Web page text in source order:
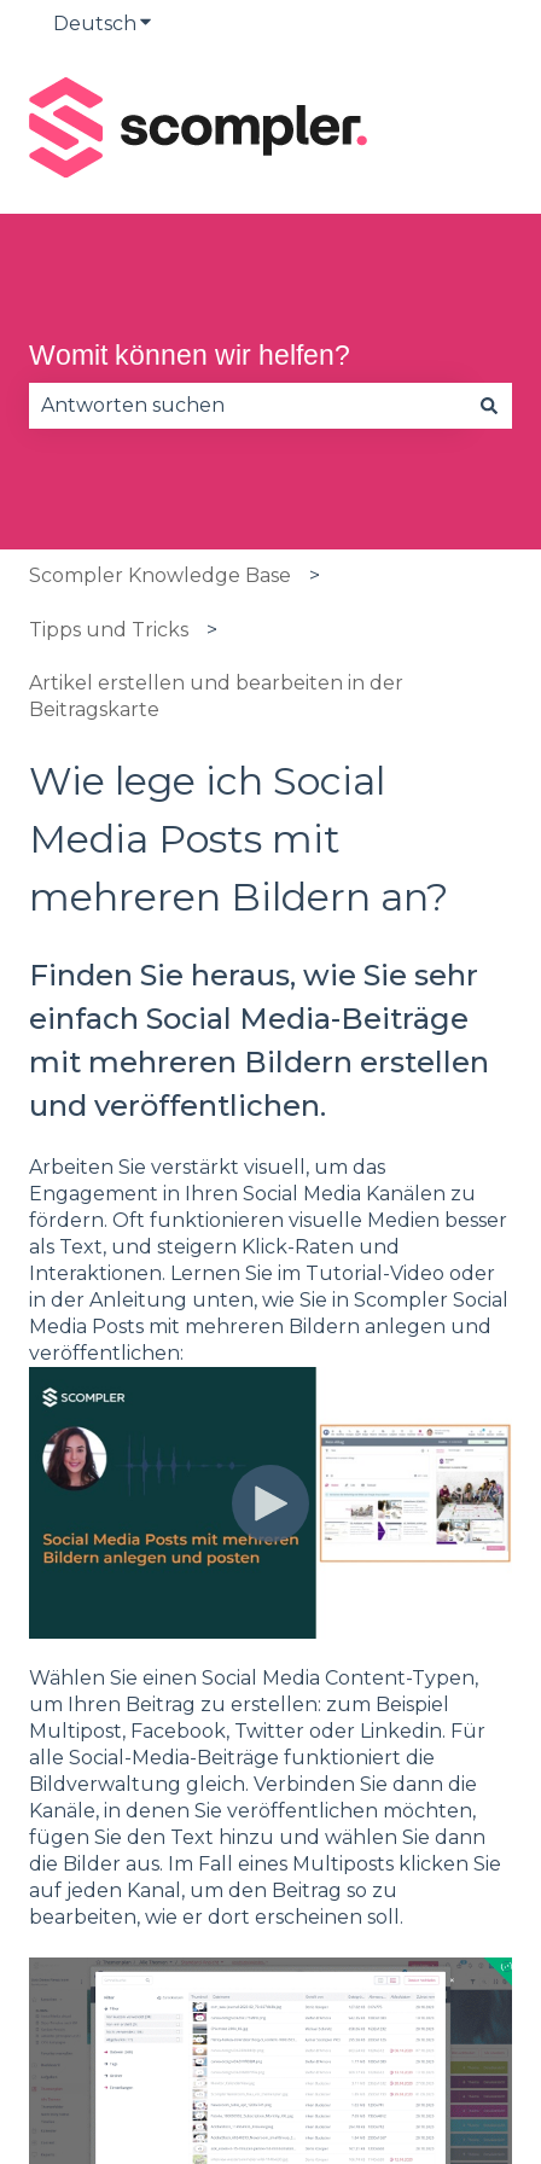
Deutsch Untermenü für Übersetzungen
Womit können wir helfen?
Scompler Knowledge Base
Tipps und Tricks
Artikel erstellen und bearbeiten in der
Beitragskarte
Wie lege ich Social
Media Posts mit
mehreren Bildern an?
Finden Sie heraus, wie Sie sehr
einfach Social Media-Beiträge
mit mehreren Bildern erstellen
und veröffentlichen.
Arbeiten Sie verstärkt visuell, um das
Engagement in Ihren Social Media Kanälen zu
fördern. Oft funktionieren visuelle Medien besser
als Text, und steigern Klick-Raten und
Interaktionen. Lernen Sie im Tutorial-Video oder
in der Anleitung unten, wie Sie in Scompler Social
Media Posts mit mehreren Bildern anlegen und
veröffentlichen:
Wählen Sie einen Social Media Content-Typen,
um Ihren Beitrag zu erstellen: zum Beispiel
Multipost, Facebook, Twitter oder Linkedin. Für
alle Social-Media-Beiträge funktioniert die
Bildverwaltung gleich. Verbinden Sie dann die
Kanäle, in denen Sie veröffentlichen möchten,
fügen Sie den Text hinzu und wählen Sie dann
die Bilder aus. Im Fall eines Multiposts klicken Sie
auf jeden Kanal, um den Beitrag so zu
bearbeiten, wie er dort erscheinen soll.